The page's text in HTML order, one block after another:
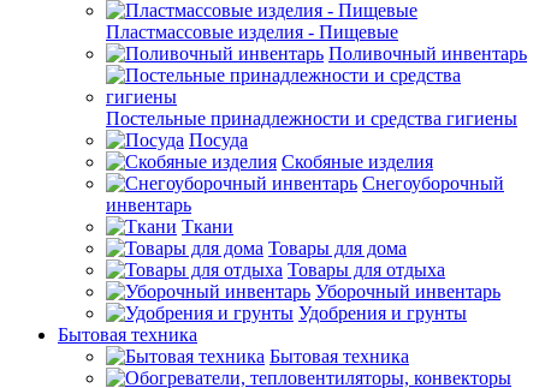
Пластмассовые изделия - Пищевые
Поливочный инвентарь
Постельные принадлежности и средства гигиены
Посуда
Скобяные изделия
Снегоуборочный
инвентарь
Ткани
Товары для дома
Товары для отдыха
Уборочный инвентарь
Удобрения и грунты
Бытовая техника
Бытовая техника